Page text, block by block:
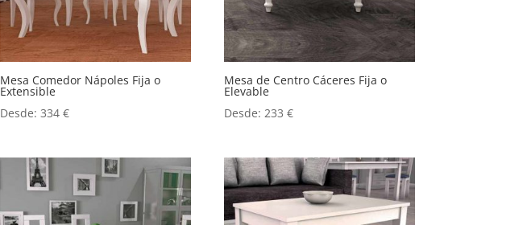
Mesa Comedor Nápoles Fija o
Extensible
Desde:334€
Mesa de Centro Cáceres Fija o
Elevable
Desde:233€